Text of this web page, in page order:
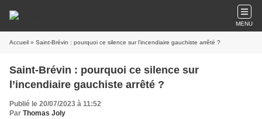
MENU
Accueil » Saint-Brévin : pourquoi ce silence sur l’incendiaire gauchiste arrêté ?
Saint-Brévin : pourquoi ce silence sur
l’incendiaire gauchiste arrêté ?
Publié le 20/07/2023 à 11:52
Par Thomas Joly